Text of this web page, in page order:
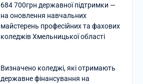
684 700грн державної підтримки —
на оновлення навчальних
майстерень професійних та фахових
коледжів Хмельницької області
Визначено коледжі, які отримають
державне фінансування на